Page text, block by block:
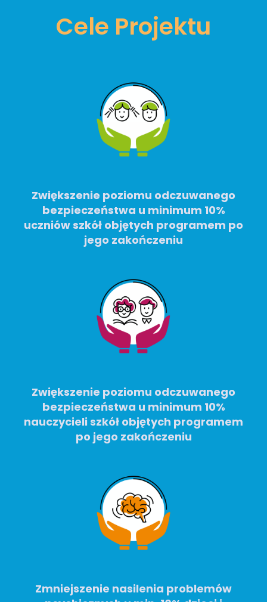
Cele Projektu
Zwiększenie poziomu odczuwanego
bezpieczeństwa u minimum 10%
uczniów szkół objętych programem po
jego zakończeniu
Zwiększenie poziomu odczuwanego
bezpieczeństwa u minimum 10%
nauczycieli szkół objętych programem
po jego zakończeniu
Zmniejszenie nasilenia problemów